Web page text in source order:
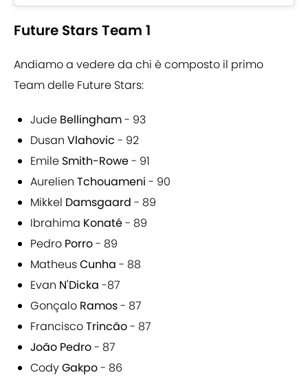
Future Stars Team 1
Andiamo a vedere da chi è composto il primo
Team delle Future Stars:
Jude Bellingham- 93
Dusan Vlahovic - 92
Emile Smith-Rowe- 91
Aurelien Tchouameni - 90
Mikkel Damsgaard - 89
Ibrahima Konaté- 89
Pedro Porro- 89
MatheusCunha - 88
Evan N'Dicka -87
Gonçalo Ramos- 87
FranciscoTrincão- 87
João Pedro- 87
CodyGakpo- 86